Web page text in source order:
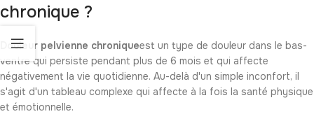
chronique ?
Douleur pelvienne chroniqueest un type de douleur dans le bas-
ventre qui persiste pendant plus de 6 mois et qui affecte
négativement la vie quotidienne. Au-delà d'un simple inconfort, il
s'agit d'un tableau complexe qui affecte à la fois la santé physique
et émotionnelle.